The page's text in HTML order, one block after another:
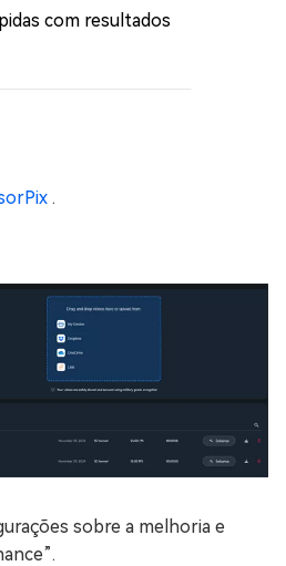
com resultados
.
sobre a melhoria e